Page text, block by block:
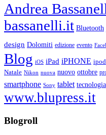
Andrea
bassanelli.it Bluetooth
design Dolomiti edizione evento
Blog iOS iPad iPHONE ipod
Natale Nikon nuova nuovo ottobre
smartphone Sony tablet tecnologia
www.blupress.it
Blogroll